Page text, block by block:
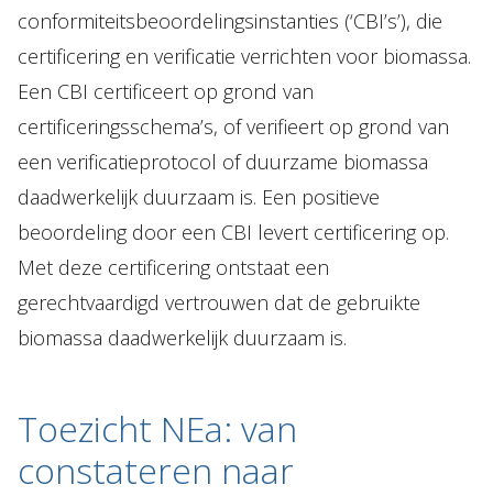
conformiteitsbeoordelingsinstanties (‘CBI’s’), die
certificering en verificatie verrichten voor biomassa.
Een CBI certificeert op grond van
certificeringsschema’s, of verifieert op grond van
een verificatieprotocol of duurzame biomassa
daadwerkelijk duurzaam is. Een positieve
beoordeling door een CBI levert certificering op.
Met deze certificering ontstaat een
gerechtvaardigd vertrouwen dat de gebruikte
biomassa daadwerkelijk duurzaam is.
Toezicht NEa: van
constateren naar